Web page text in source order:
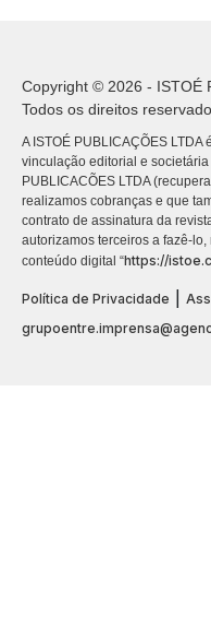
Copyright © 2026 - ISTOÉ
Todos os direitos
A ISTOÉ PUBLICAÇÕES
vinculação editorial e societária
PUBLICACÕES LTDA
realizamos cobranças e que
contrato de assinatura da
autorizamos terceiros a fazê-
conteúdo digital “https://
Política de Privacidade